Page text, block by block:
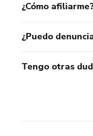
¿Cómo
¿Puedo
Tengo otras